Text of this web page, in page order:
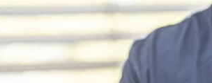
wirklich
voranbringt
bringen Return
on Invest im Hub
Gatesysteme